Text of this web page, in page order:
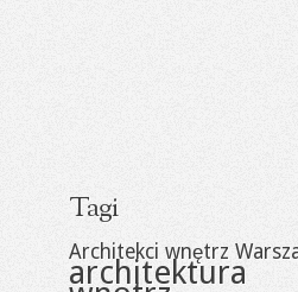
Tagi
Architekci wnętrz
architektura